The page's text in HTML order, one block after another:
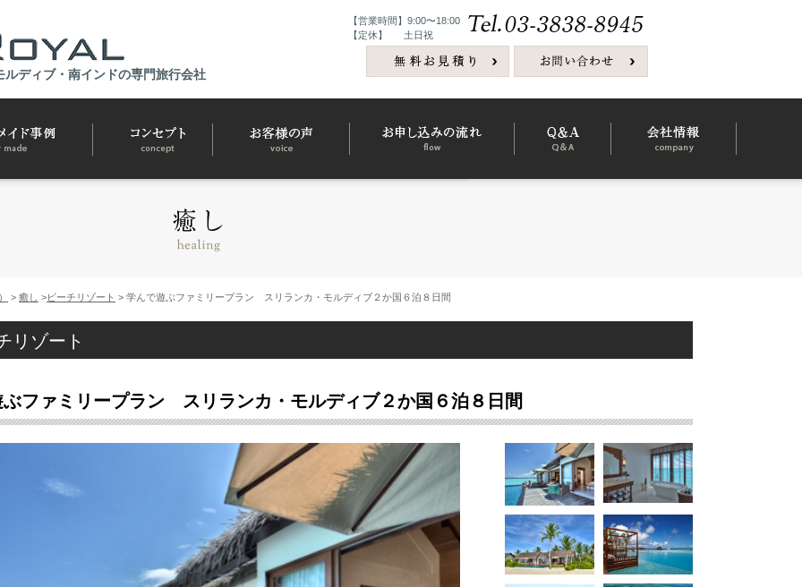
ディブ・南インドの専門旅行会社
【営業時間】9:00〜18:00
【定休】 土日祝
> 癒し >ビーチリゾート > 学んで遊ぶファミリープラン スリランカ・モルディブ２か国６泊８日間
リゾート
ファミリープラン スリランカ・モルディブ２か国６泊８日間